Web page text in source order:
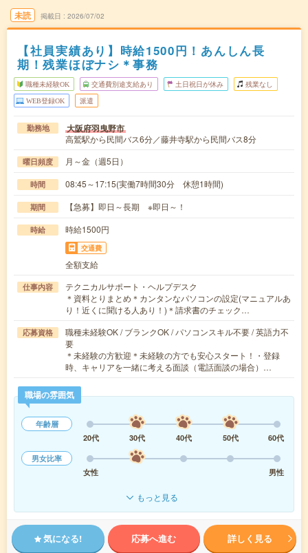
未読 掲載日 2026/07/02
【社員実績あり】時給1500円！あんしん長
期！残業ほぼナシ＊事務
職種未経験OK 交通費別途支給あり 土日祝日が休み 残業なし
WEB登録OK 派遣
勤務地 大阪府羽曳野市
高鷲駅から民間バス6分／藤井寺駅から民間バス8分
曜日頻度 月～金（週5日）
時間 08:45～17:15(実働7時間30分 休憩1時間)
期間 【急募】即日～長期 ※即日～！
時給 時給1500円
交通費
全額支給
仕事内容
テクニカルサポート・ヘルプデスク
＊資料とりまとめ＊カンタンなパソコンの設定(マニュアルあ
り！近くに聞ける人あり！)＊請求書のチェック…
応募資格
職種未経験OK / ブランクOK / パソコンスキル不要 / 英語力不
要
＊未経験の方歓迎＊未経験の方でも安心スタート！・登録
時、キャリアを一緒に考える面談（電話面談の場合）…
職場の雰囲気
年齢層
20代
30代 40代 50代
60代
男女比率
女性
男性
もっと見る
気になる! 応募へ進む 詳しく見る